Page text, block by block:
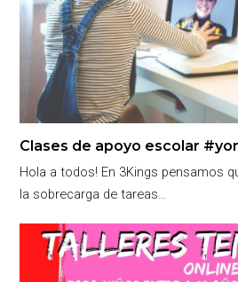
Clases de apoyo escolar
Hola a todos! En 3Kings pensamos
la sobrecarga de tareas…